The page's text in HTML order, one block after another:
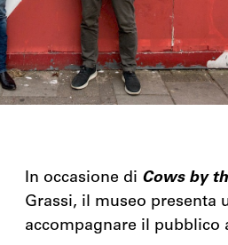
In occasione di Cows by
Grassi, il museo presenta
accompagnare il pubblico